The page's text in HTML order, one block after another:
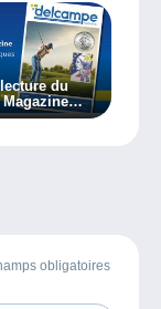
du
Classiques 7
obligatoires